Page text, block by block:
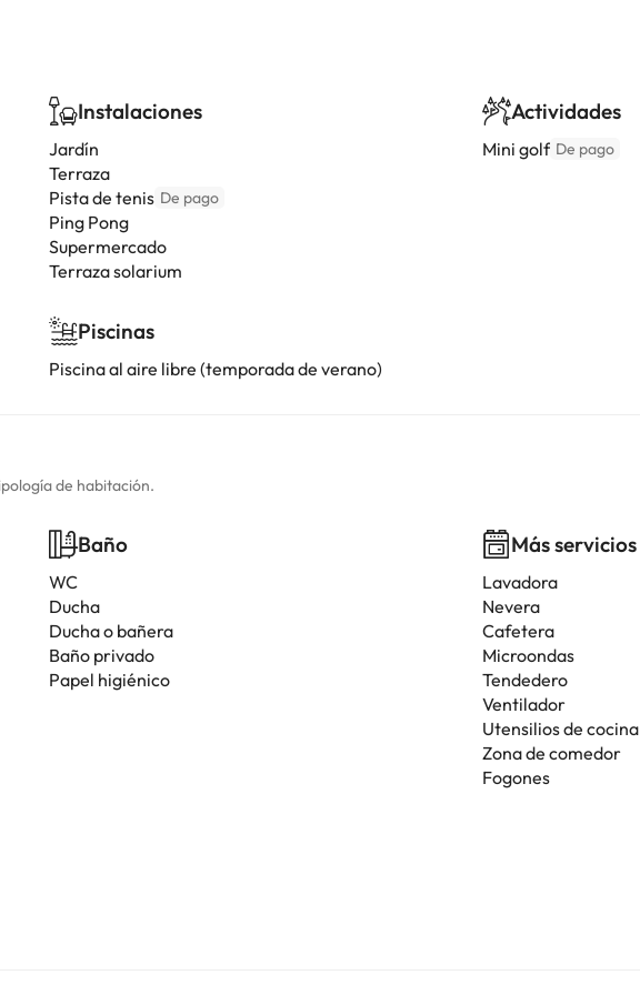
Instalaciones
Jardín
Terraza
Pista de tenis De pago
Ping Pong
Supermercado
Terraza solarium
Piscinas
Piscina al aire libre (temporada de verano)
Actividades
Mini golf De pago
de habitación.
Baño
WC
Ducha
Ducha o bañera
Baño privado
Papel higiénico
Más servicios
Lavadora
Nevera
Cafetera
Microondas
Tendedero
Ventilador
Utensilios de cocina
Zona de comedor
Fogones